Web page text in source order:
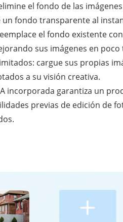
el fondo de las
fondo transparente al
el fondo existente
sus imágenes en poco
cargue sus propias
a su visión creativa.
incorporada garantiza un
previas de edición de